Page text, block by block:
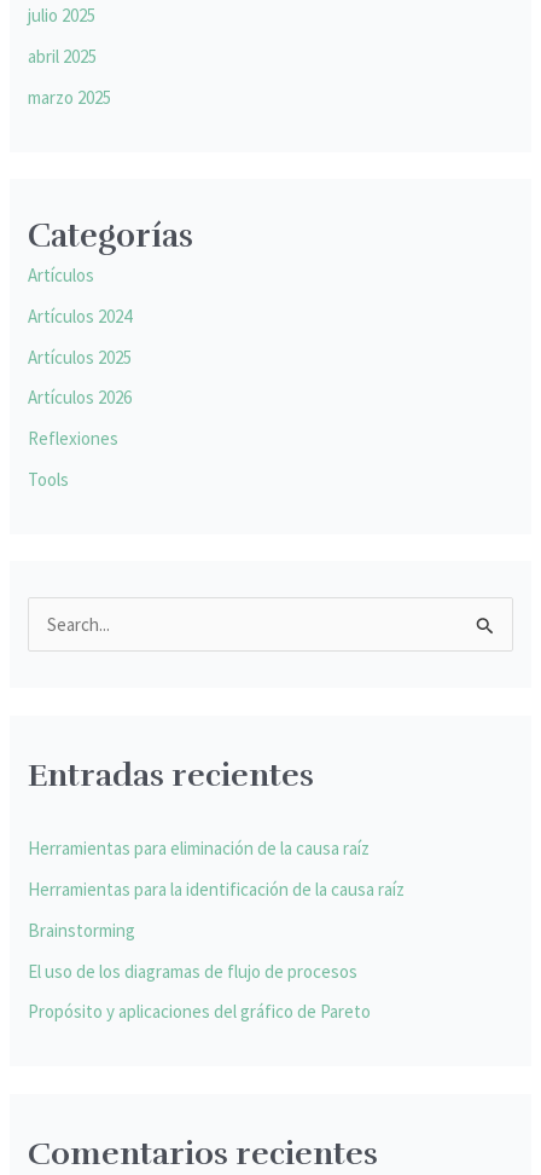
julio 2025
abril 2025
marzo 2025
Categorías
Artículos
Artículos 2024
Artículos 2025
Artículos 2026
Reflexiones
Tools
a
p
o
r
Entradas recientes
Herramientas para eliminación de la causa raíz
Herramientas para la identificación de la causa raíz
Brainstorming
El uso de los diagramas de flujo de procesos
Propósito y aplicaciones del gráfico de Pareto
Comentarios recientes